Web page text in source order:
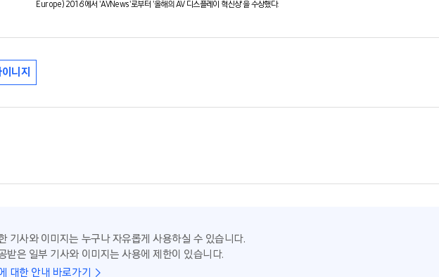
Europe) 2016'에서 'AVNews'로부터 '올해의 AV 디스플레이 혁신상'을 수상했다.
니지
기사와 이미지는 누구나 자유롭게 사용하실 수 있습니다.
받은 일부 기사와 이미지는 사용에 제한이 있습니다.
대한 안내 바로가기